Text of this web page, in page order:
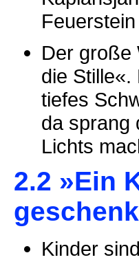
Der große
die
tiefes
da sprang
Lichts
2.2 »Ein
Kinder